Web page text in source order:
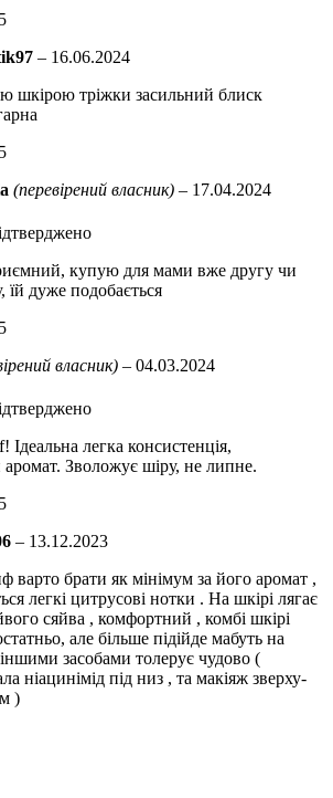
аромат.
для обличчя і тіла, а також як
спирт (етанол) і синтетичні барвники.
Нанесіть крем на зволожену шкіру за 20
зволожуючих засобів. Бажано
– 16.06.2024
шкірою тріжки засильний блиск
(перевірений власник) – 17.04.2024
купую для мами вже другу чи
їй дуже подобається
власник) – 04.03.2024
легка консистенція,
Зволожує шіру, не липне.
– 13.12.2023
варто брати як мінімум за його аромат ,
легкі цитрусові нотки . На шкірі лягає
сяйва , комфортний , комбі шкірі
але більше підійде мабуть на
іншими засобами толерує чудово (
ніацинімід під низ , та макіяж зверху-
)